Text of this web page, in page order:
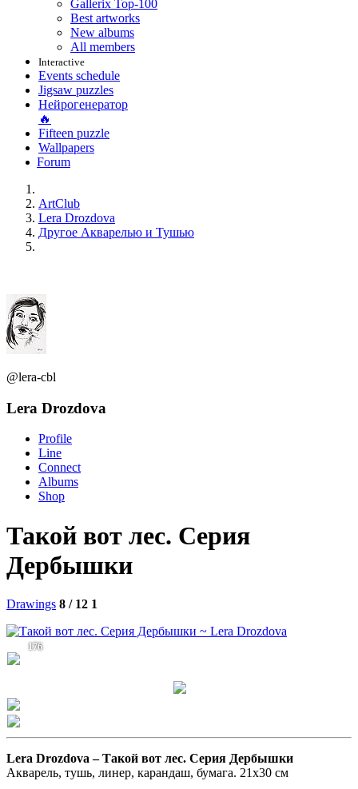
Gallerix Top-100
Best artworks
New albums
All members
Interactive
Events schedule
Jigsaw puzzles
Нейрогенератор
🔥
Fifteen puzzle
Wallpapers
Forum
ArtClub
Lera Drozdova
Другое Акварелью и Тушью
@lera-cbl
Lera Drozdova
Profile
Line
Connect
Albums
Shop
Такой вот лес. Серия
Дербышки
Drawings 8 / 12 1
176
Lera Drozdova –Такой вот лес. Серия Дербышки
Акварель, тушь, линер, карандаш, бумага. 21х30 см